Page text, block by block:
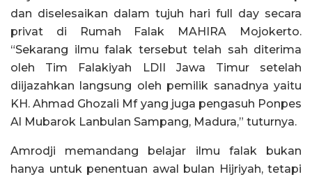
dan diselesaikan dalam tujuh hari full day secara
privat di Rumah Falak MAHIRA Mojokerto.
“Sekarang ilmu falak tersebut telah sah diterima
oleh Tim Falakiyah LDII Jawa Timur setelah
diijazahkan langsung oleh pemilik sanadnya yaitu
KH. Ahmad Ghozali Mf yang juga pengasuh Ponpes
Al Mubarok Lanbulan Sampang, Madura,” tuturnya.
Amrodji memandang belajar ilmu falak bukan
hanya untuk penentuan awal bulan Hijriyah, tetapi